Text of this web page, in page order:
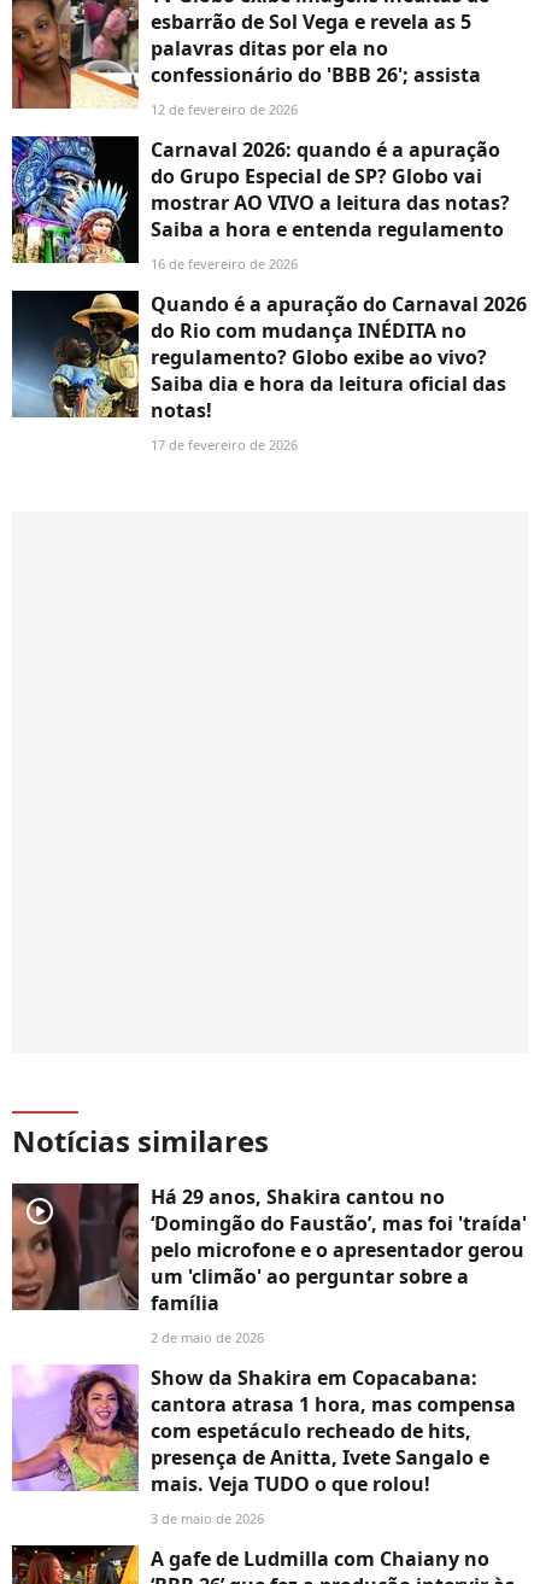
esbarrão de Sol Vega e revela as 5
palavras ditas por ela no
confessionário do 'BBB 26'; assista
12 de fevereiro de 2026
Carnaval 2026: quando é a apuração
do Grupo Especial de SP? Globo vai
mostrar AO VIVO a leitura das notas?
Saiba a hora e entenda regulamento
16 de fevereiro de 2026
Quando é a apuração do Carnaval 2026
do Rio com mudança INÉDITA no
regulamento? Globo exibe ao vivo?
Saiba dia e hora da leitura oficial das
notas!
17 de fevereiro de 2026
Notícias similares
player2
Há 29 anos, Shakira cantou no
‘Domingão do Faustão’, mas foi 'traída'
pelo microfone e o apresentador gerou
um 'climão' ao perguntar sobre a
família
2 de maio de 2026
Show da Shakira em Copacabana:
cantora atrasa 1 hora, mas compensa
com espetáculo recheado de hits,
presença de Anitta, Ivete Sangalo e
mais. Veja TUDO o que rolou!
3 de maio de 2026
A gafe de Ludmilla com Chaiany no